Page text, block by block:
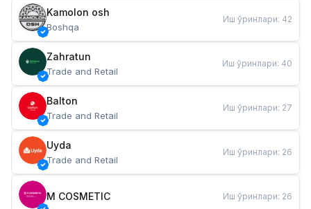
Kamolon osh
Boshqa
Иш ўринлари: 42
Zahratun
Trade and Retail
Иш ўринлари: 40
Balton
Trade and Retail
Иш ўринлари: 27
Uyda
Trade and Retail
Иш ўринлари: 26
M COSMETIC Иш ўринлари: 26